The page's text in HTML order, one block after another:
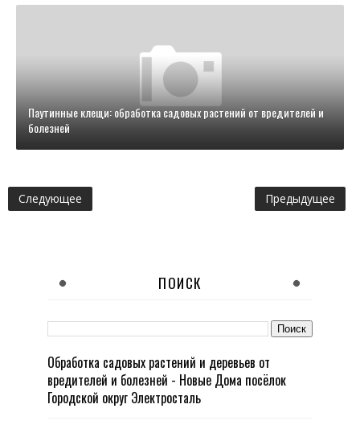
Паутинные клещи: обработка садовых растений от вредителей и
болезней
Следующее Предыдущее
ПОИСК
Обработка садовых растений и деревьев от
вредителей и болезней - Новые Дома посёлок
Городской округ Электросталь